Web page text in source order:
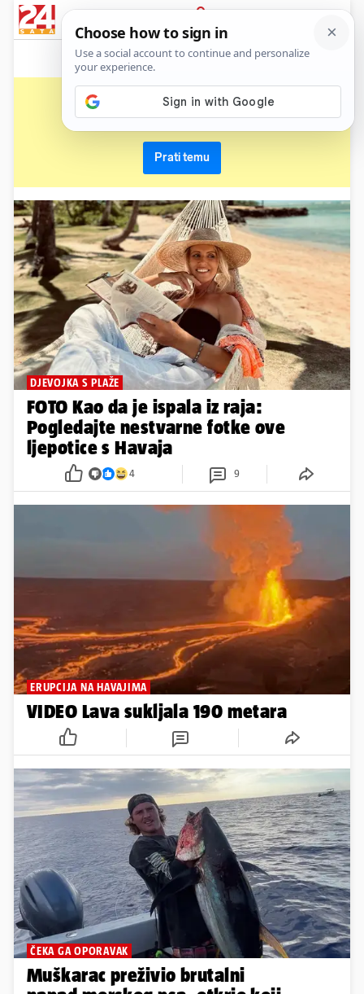
PRIJAVA
News
havaji
Prati temu
DJEVOJKA S PLAŽE
FOTO Kao da je ispala iz raja:
Pogledajte nestvarne fotke ove
ljepotice s Havaja
4 9
ERUPCIJA NA HAVAJIMA
VIDEO Lava sukljala 190 metara
ČEKA GA OPORAVAK
Muškarac preživio brutalni